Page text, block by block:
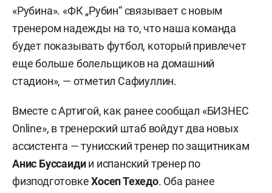
«Рубина». «ФК „Рубин“ связывает с новым
тренером надежды на то, что наша команда
будет показывать футбол, который привлечет
еще больше болельщиков на домашний
стадион», — отметил Сафиуллин.
Вместе с Артигой, как ранее сообщал «БИЗНЕС
Online», в тренерский штаб войдут два новых
ассистента — тунисский тренер по защитникам
Анис Буссаидии испанский тренер по
физподготовкеХосеп Техедо. Оба ранее